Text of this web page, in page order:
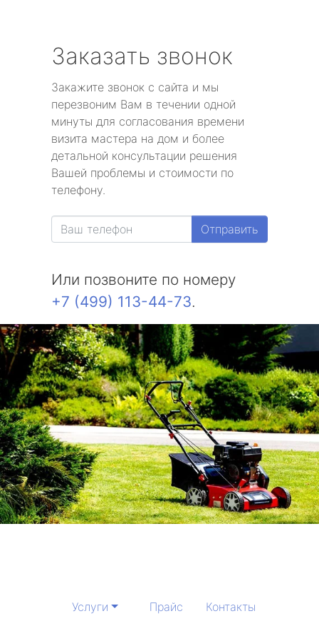
Заказать звонок
Закажите звонок с сайта и мы
перезвоним Вам в течении одной
минуты для согласования времени
визита мастера на дом и более
детальной консультации решения
Вашей проблемы и стоимости по
телефону.
Отправить
Или позвоните по номеру
+7 (499) 113-44-73.
Услуги Прайс Контакты